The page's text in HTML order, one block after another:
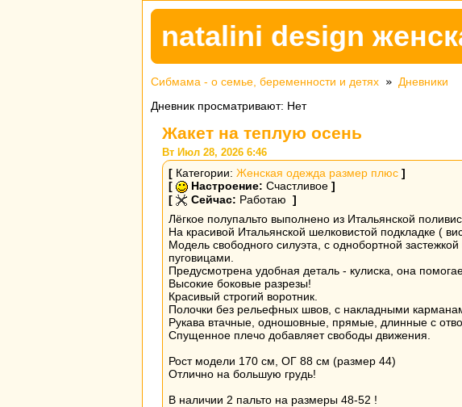
natalini design
Сибмама - о семье, беременности и детях » Дневники
Дневник просматривают: Нет
Жакет на теплую осень
Вт Июл 28, 2026 6:46
[ Категории: Женская одежда размер плюс ]
[
Настроение: Счастливое ]
[
Сейчас: Работаю ]
Лёгкое полупальто выполнено из Итальянской
На красивой Итальянской шелковистой подкладке (
Модель свободного силуэта, с однобортной
пуговицами.
Предусмотрена удобная деталь - кулиска, она
Высокие боковые разрезы!
Красивый строгий воротник.
Полочки без рельефных швов, с накладными
Рукава втачные, одношовные, прямые, длинные с
Спущенное плечо добавляет свободы движения.
Рост модели 170 см, ОГ 88 см (размер 44)
Отлично на большую грудь!
В наличии 2 пальто на размеры 48-52 !